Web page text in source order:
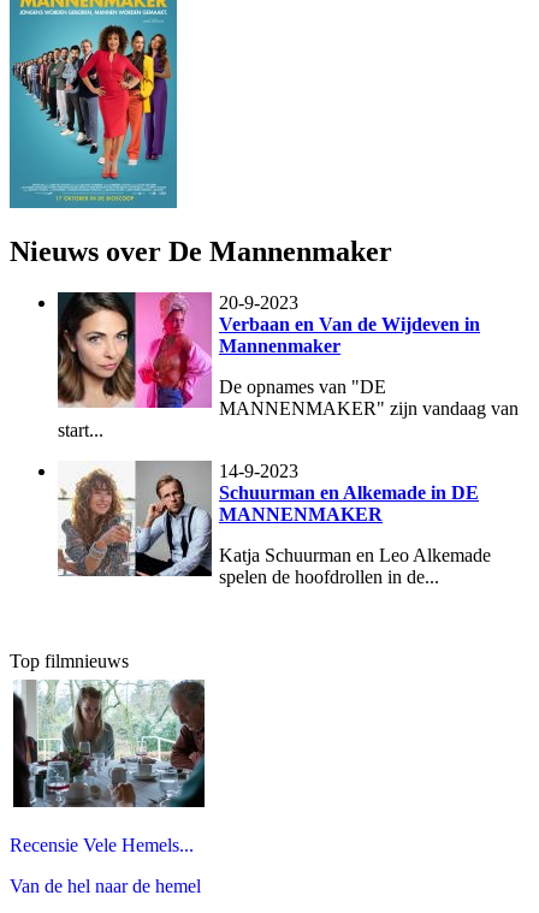
Nieuws over De Mannenmaker
20-9-2023
Verbaan en Van de Wijdeven in
Mannenmaker
De opnames van "DE
MANNENMAKER" zijn vandaag van
start...
14-9-2023
Schuurman en Alkemade in DE
MANNENMAKER
Katja Schuurman en Leo Alkemade
spelen de hoofdrollen in de...
Top filmnieuws
Recensie Vele Hemels...
Van de hel naar de hemel